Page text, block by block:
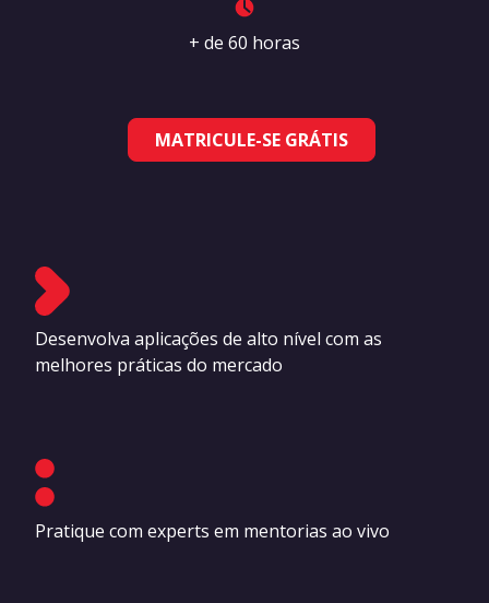
+ de 60 horas
MATRICULE-SE GRÁTIS
Desenvolva aplicações de alto nível com as
melhores práticas do mercado
Pratique com experts em mentorias ao vivo